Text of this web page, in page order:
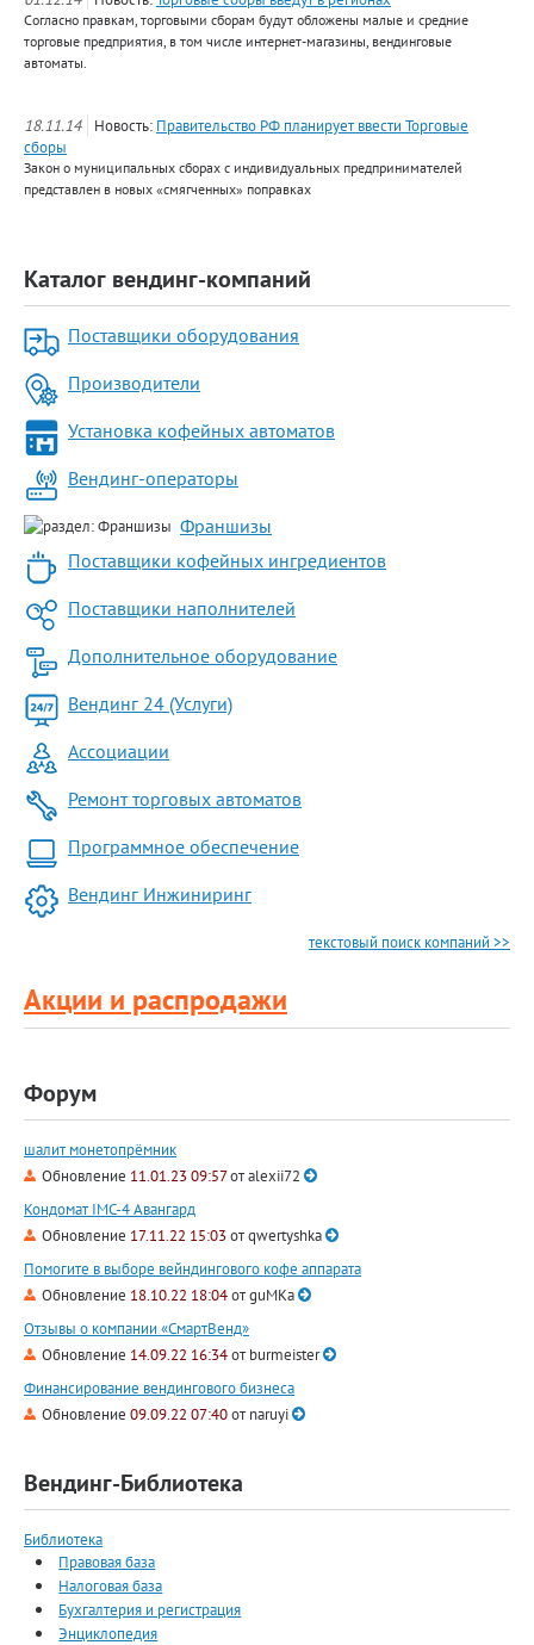
Согласно правкам, торговыми сборам будут обложены малые и средние
торговые предприятия, в том числе интернет-магазины, вендинговые
автоматы.
18.11.14 Новость: Правительство РФ планирует ввести Торговые
сборы
Закон о муниципальных сборах с индивидуальных предпринимателей
представлен в новых «смягченных» поправках
Каталог вендинг-компаний
Поставщики оборудования
Производители
Установка кофейных автоматов
Вендинг-операторы
Франшизы
Поставщики кофейных ингредиентов
Поставщики наполнителей
Дополнительное оборудование
Вендинг 24 (Услуги)
Ассоциации
Ремонт торговых автоматов
Программное обеспечение
Вендинг Инжиниринг
текстовый поиск компаний >>
Акции и распродажи
Форум
шалит монетопрёмник
Обновление 11.01.23 09:57отalexii72
Кондомат IMC-4 Авангард
Обновление 17.11.22 15:03 отqwertyshka
Помогите в выборе вейндингового кофе аппарата
Обновление 18.10.22 18:04отguMKa
Отзывы о компании «СмартВенд»
Обновление 14.09.22 16:34отburmeister
Финансирование вендингового бизнеса
Обновление 09.09.22 07:40отnaruyi
Вендинг-Библиотека
Библиотека
Правовая база
Налоговая база
Бухгалтерия и регистрация
Энциклопедия